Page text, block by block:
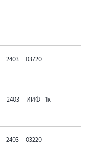
2403 03720
2403 ИИФ - 1к
2403 03220